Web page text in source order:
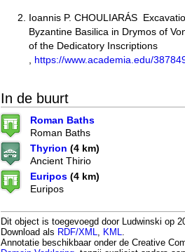
Ioannis P. CHOULIARÁS
Byzantine Basilica in Drymos of
of the Dedicatory Inscriptions
https://www.academia.edu/
In de buurt
Roman Baths
Roman Baths
Thyrion (4 km)
Ancient Thirio
Euripos (4 km)
Euripos
Dit object is toegevoegd door Ludwinski op
Download als RDF/XML KML
Annotatie beschikbaar onder de Creative